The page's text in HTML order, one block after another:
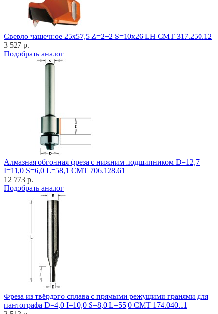
Cверло чашечное 25x57,5 Z=2+2 S=10x26 LH CMT 317.250.12
3 527 р.
Подобрать аналог
Алмазная обгонная фреза с нижним подшипником D=12,7
I=11,0 S=6,0 L=58,1 CMT 706.128.61
12 773 р.
Подобрать аналог
Фреза из твёрдого сплава с прямыми режущими гранями для
пантографа D=4,0 I=10,0 S=8,0 L=55,0 CMT 174.040.11